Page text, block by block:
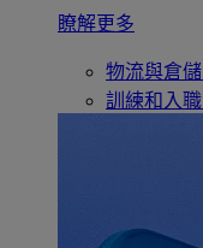
瞭解更多
物流與倉儲
訓練和入職